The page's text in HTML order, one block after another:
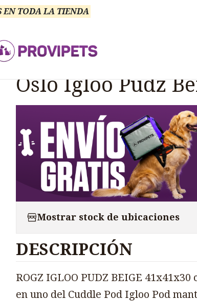
EN TODA LA TIENDA
Gatos Rogz Oslo Igloo Pudz Beige 2en1
Cama Colchoneta
Oslo Igloo Pudz
Mostrar stock de ubicaciones
DESCRIPCIÓN
ROGZ IGLOO PUDZ BEIGE
en uno del Cuddle Pod Igloo Pod